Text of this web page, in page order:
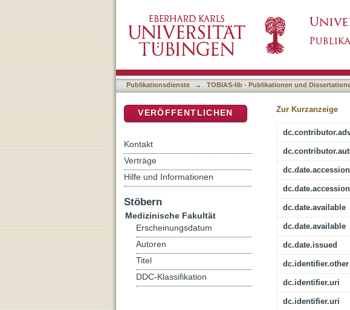
nicht-wörtlicher Sprache bei
Publikationsdienste → TOBIAS-lib - Publikationen und
Zur Kurzanzeige
dc.date.available
dc.date.available
dc.date.issued
dc.identifier.other
dc.identifier.uri
dc.identifier.uri
VERÖFFENTLICHEN
Kontakt
Verträge
Hilfe und Informationen
Stöbern
Medizinische Fakultät
Erscheinungsdatum
Autoren
Titel
DDC-Klassifikation